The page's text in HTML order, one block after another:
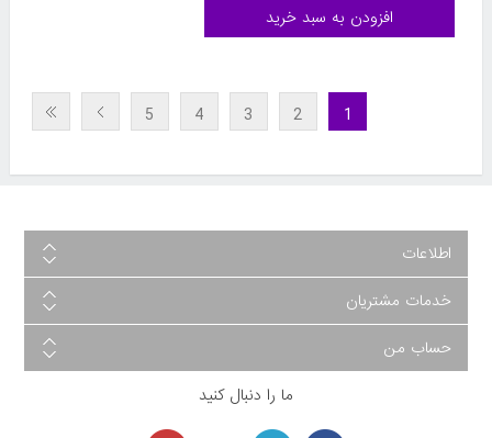
1
2
3
4
5
اطلاعات
خدمات مشتریان
حساب من
ما را دنبال کنید